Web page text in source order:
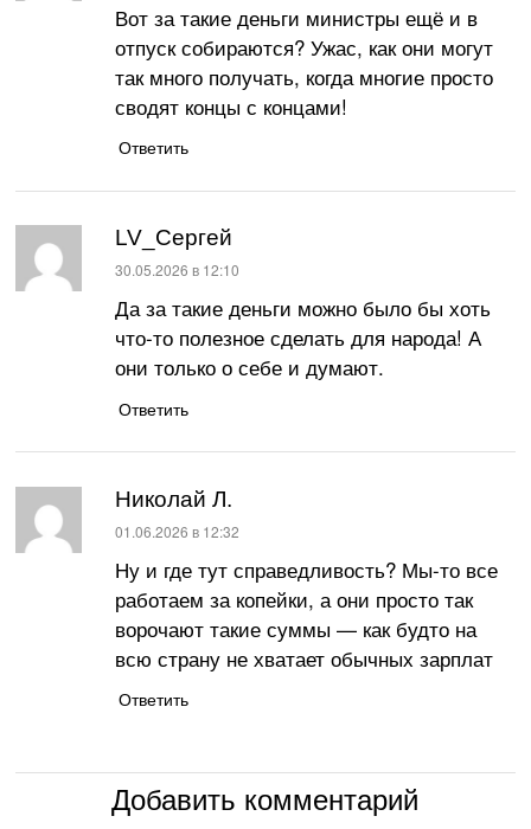
Вот за такие деньги министры ещё и в
отпуск собираются? Ужас, как они могут
так много получать, когда многие просто
сводят концы с концами!
Ответить
LV_Сергей
:
30.05.2026 в 12:10
Да за такие деньги можно было бы хоть
что-то полезное сделать для народа! А
они только о себе и думают.
Ответить
Николай Л.
:
01.06.2026 в 12:32
Ну и где тут справедливость? Мы-то все
работаем за копейки, а они просто так
ворочают такие суммы — как будто на
всю страну не хватает обычных зарплат
Ответить
Добавить комментарий